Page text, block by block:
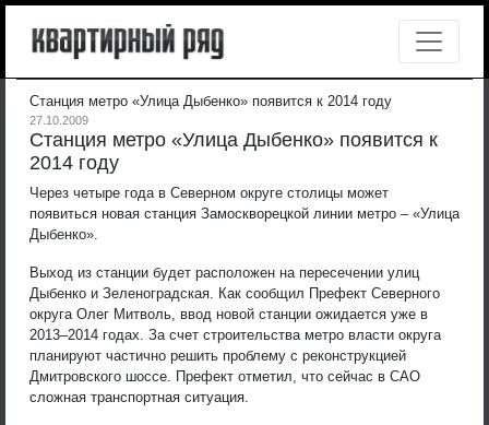
Станция метро «Улица Дыбенко» появится к 2014 году
27.10.2009
Станция метро «Улица Дыбенко» появится к
2014 году
Через четыре года в Северном округе столицы может
появиться новая станция Замоскворецкой линии метро – «Улица
Дыбенко».
Выход из станции будет расположен на пересечении улиц
Дыбенко и Зеленоградская. Как сообщил Префект Северного
округа Олег Митволь, ввод новой станции ожидается уже в
2013–2014 годах. За счет строительства метро власти округа
планируют частично решить проблему с реконструкцией
Дмитровского шоссе. Префект отметил, что сейчас в САО
сложная транспортная ситуация.